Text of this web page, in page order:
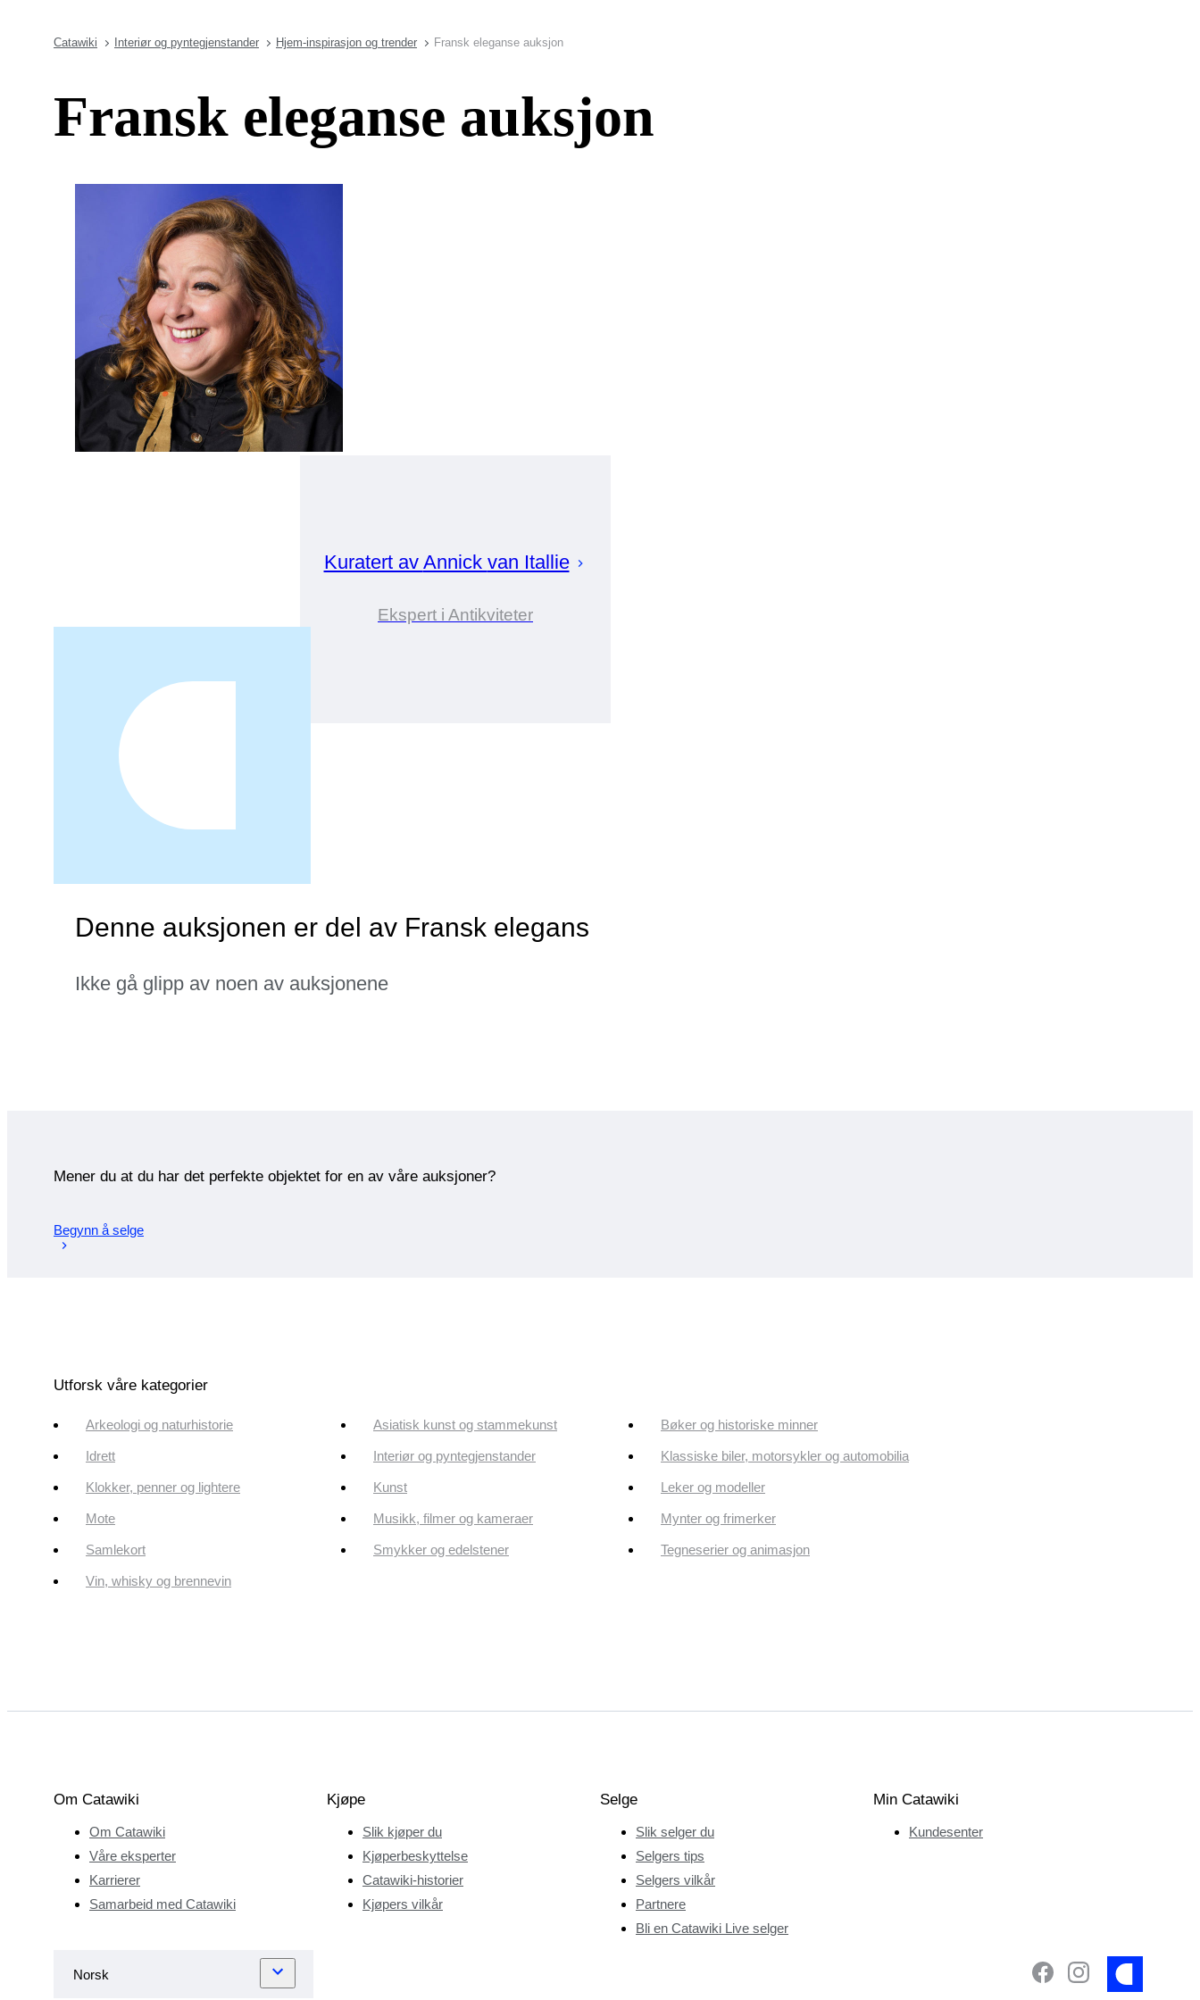
Catawiki Interiør og pyntegjenstander Hjem-inspirasjon og trender Fransk eleganse auksjon
Fransk eleganse auksjon
Kuratert av Annick van Itallie
Ekspert i Antikviteter
Denne auksjonen er del av Fransk elegans
Ikke gå glipp av noen av auksjonene
Mener du at du har det perfekte objektet for en av våre auksjoner?
Begynn å selge
Utforsk våre kategorier
Arkeologi og naturhistorie Asiatisk kunst og stammekunst Bøker og historiske minner
Idrett Interiør og pyntegjenstander Klassiske biler, motorsykler og automobilia
Klokker, penner og lightere Kunst Leker og modeller
Mote Musikk, filmer og kameraer Mynter og frimerker
Samlekort Smykker og edelstener Tegneserier og animasjon
Vin, whisky og brennevin
Om Catawiki
Om Catawiki
Våre eksperter
Karrierer
Samarbeid med Catawiki
Kjøpe
Slik kjøper du
Kjøperbeskyttelse
Catawiki-historier
Kjøpers vilkår
Selge
Slik selger du
Selgers tips
Selgers vilkår
Partnere
Bli en Catawiki Live selger
Min Catawiki
Kundesenter